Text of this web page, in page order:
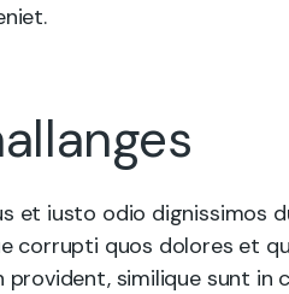
et iusto odio dignissimos
corrupti quos dolores et
similique sunt in